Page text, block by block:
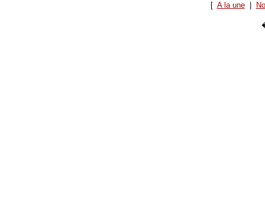
[ A la une|